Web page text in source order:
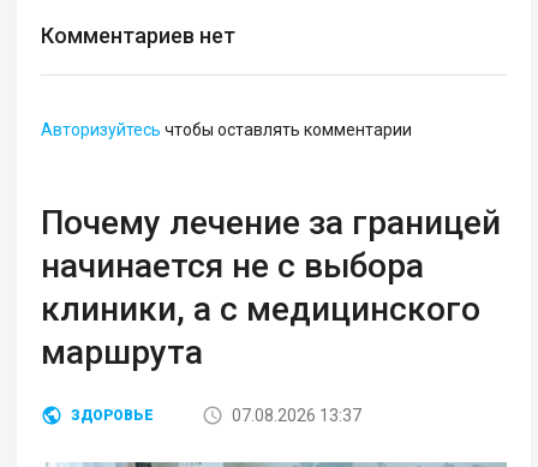
Комментариев нет
Авторизуйтесь чтобы оставлять комментарии
Почему лечение за границей
начинается не с выбора
клиники, а с медицинского
маршрута
ЗДОРОВЬЕ 07.08.2026 13:37